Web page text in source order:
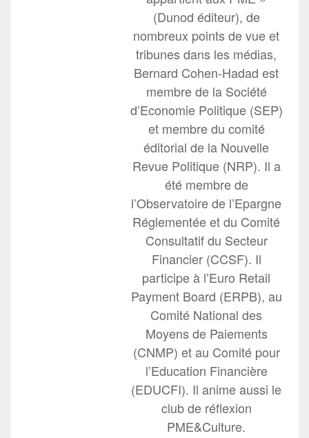
(Dunod éditeur), de
nombreux points de vue et
tribunes dans les médias,
Bernard Cohen-Hadad est
membre de la Société
d’Economie Politique (SEP)
et membre du comité
éditorial de la Nouvelle
Revue Politique (NRP). Il a
été membre de
l’Observatoire de l’Epargne
Réglementée et du Comité
Consultatif du Secteur
Financier (CCSF). Il
participe à l’Euro Retail
Payment Board (ERPB), au
Comité National des
Moyens de Paiements
(CNMP) et au Comité pour
l’Education Financière
(EDUCFI). Il anime aussi le
club de réflexion
PME&Culture.